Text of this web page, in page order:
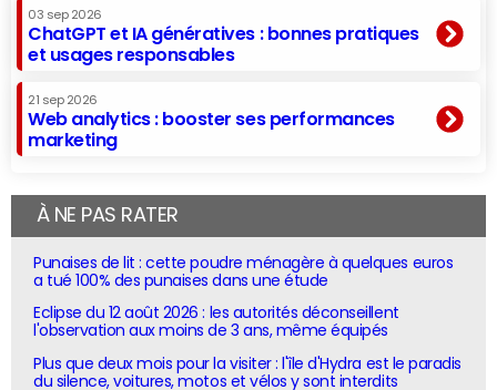
03 sep 2026
ChatGPT et IA génératives : bonnes pratiques
et usages responsables
21 sep 2026
Web analytics : booster ses performances
marketing
À NE PAS RATER
Punaises de lit : cette poudre ménagère à quelques euros
a tué 100% des punaises dans une étude
Eclipse du 12 août 2026 : les autorités déconseillent
l'observation aux moins de 3 ans, même équipés
Plus que deux mois pour la visiter : l'île d'Hydra est le paradis
du silence, voitures, motos et vélos y sont interdits